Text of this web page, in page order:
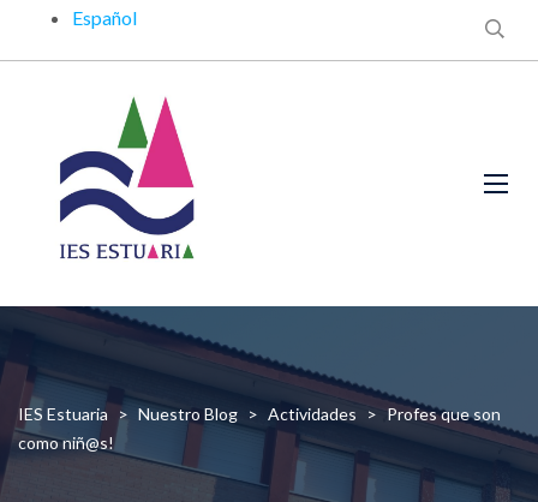
Español
IES Estuaria > Nuestro Blog > Actividades > Profes que son
como niñ@s!